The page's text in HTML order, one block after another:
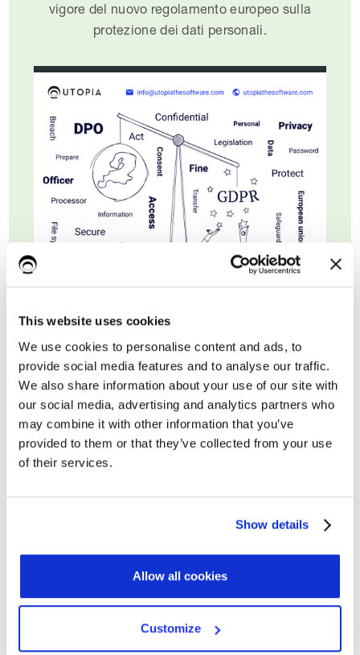
This website uses cookies
We use cookies to personalise content and ads, to
provide social media features and to analyse our traffic.
We also share information about your use of our site with
our social media, advertising and analytics partners who
may combine it with other information that you’ve
provided to them or that they’ve collected from your use
of their services.
Show details
Allow all cookies
Customize
vigore del nuovo regolamento europeo sulla
protezione dei dati personali.
Cognome